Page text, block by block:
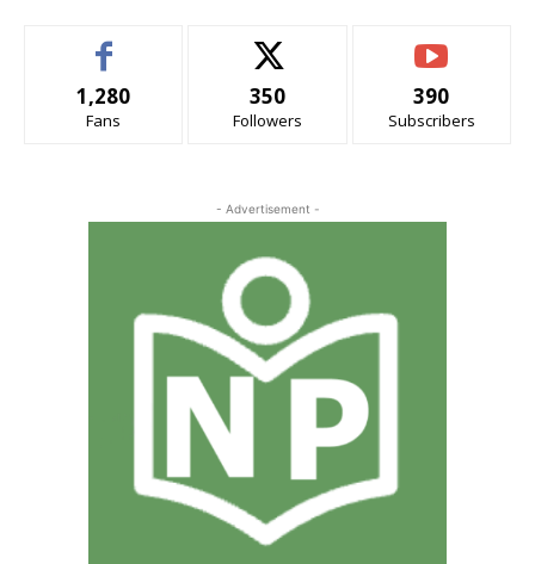
1,280
Fans
350
Followers
390
Subscribers
- Advertisement -